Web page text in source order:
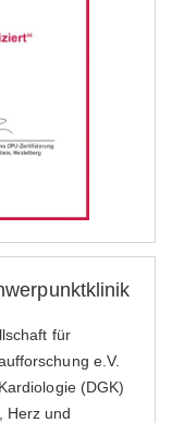
für
e.V.
(DGK)
Herz und